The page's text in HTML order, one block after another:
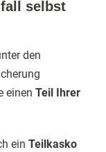
selbst
den
einen Teil Ihrer
ein Teilkasko